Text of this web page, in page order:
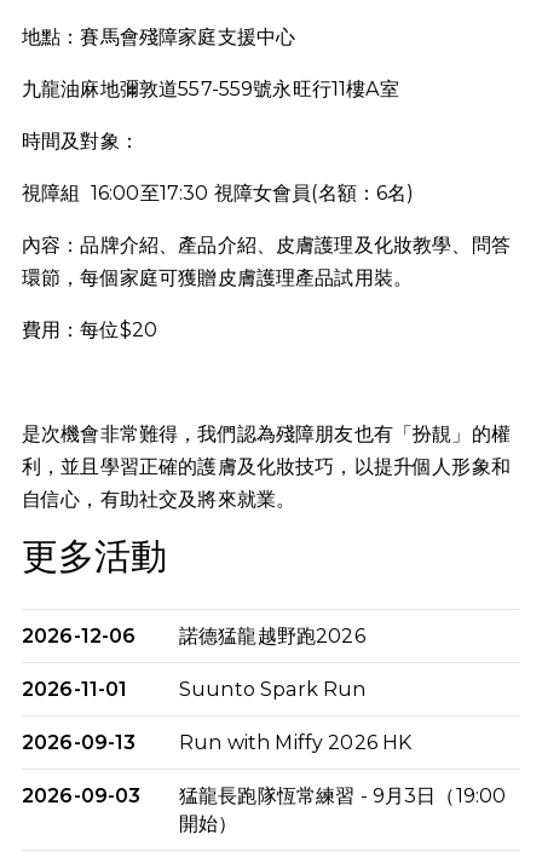
地點：賽馬會殘障家庭支援中心
九龍油麻地彌敦道557-559號永旺行11樓A室
時間及對象：
視障組 16:00至17:30 視障女會員(名額：6名)
內容：品牌介紹、產品介紹、皮膚護理及化妝教學、問答
環節，每個家庭可獲贈皮膚護理產品試用裝。
費用：每位$20
是次機會非常難得，我們認為殘障朋友也有「扮靚」的權
利，並且學習正確的護膚及化妝技巧，以提升個人形象和
自信心，有助社交及將來就業。
更多活動
2026-12-06 諾德猛龍越野跑2026
2026-11-01 Suunto Spark Run
2026-09-13 Run with Miffy 2026 HK
2026-09-03
猛龍長跑隊恆常練習 - 9月3日（19:00
開始）